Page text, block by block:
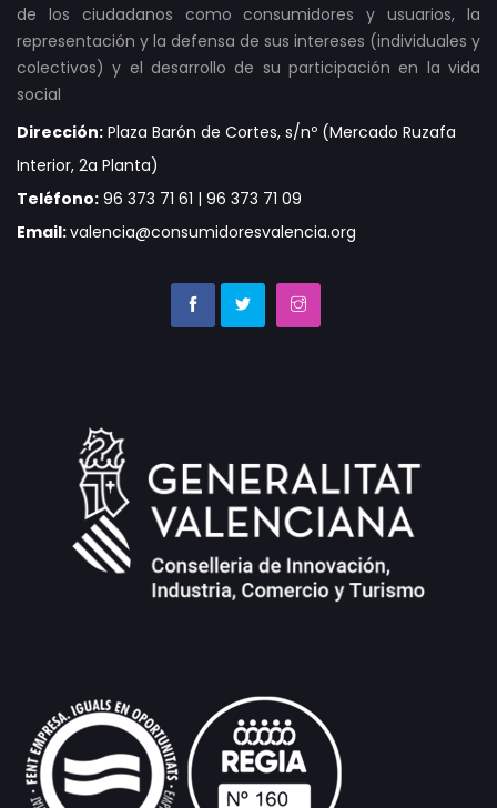
de los ciudadanos como consumidores y usuarios, la
representación y la defensa de sus intereses (individuales y
colectivos) y el desarrollo de su participación en la vida
social
Dirección: Plaza Barón de Cortes, s/nº (Mercado Ruzafa
Interior, 2a Planta)
Teléfono: 96 373 71 61 | 96 373 71 09
Email:valencia@consumidoresvalencia.org